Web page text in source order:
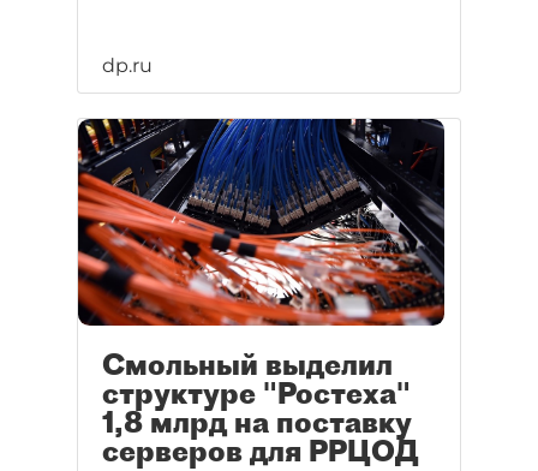
dp.ru
Смольный выделил
структуре "Ростеха"
1,8 млрд на поставку
серверов для РРЦОД